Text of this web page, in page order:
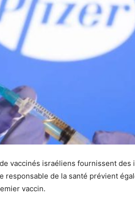
vaccinés israéliens fournissent des
responsable de la santé prévient
vaccin.